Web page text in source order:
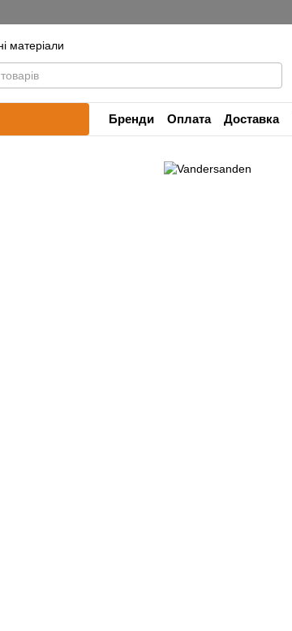
матеріали
Бренди Оплата Доставка
Контактна інформація